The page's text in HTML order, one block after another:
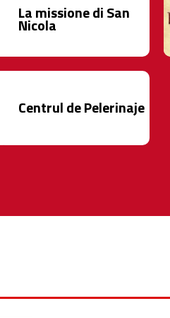
La missione di San
Nicola
Centrul de Pelerinaje